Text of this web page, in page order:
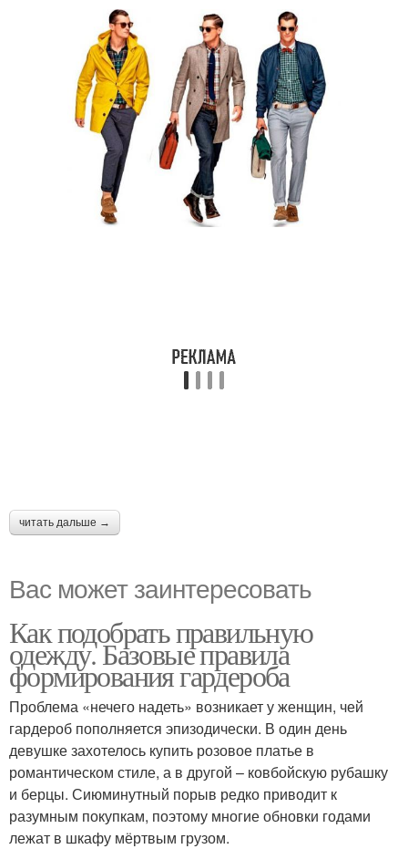
читать дальше →
Вас может заинтересовать
Как подобрать правильную
одежду. Базовые правила
формирования гардероба
Проблема «нечего надеть» возникает у женщин, чей
гардероб пополняется эпизодически. В один день
девушке захотелось купить розовое платье в
романтическом стиле, а в другой – ковбойскую рубашку
и берцы. Сиюминутный порыв редко приводит к
разумным покупкам, поэтому многие обновки годами
лежат в шкафу мёртвым грузом.